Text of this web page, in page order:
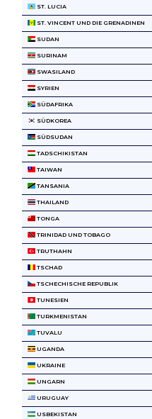
ST. LUCIA
ST. VINCENT UND DIE GRENADINEN
SUDAN
SURINAM
SWASILAND
SYRIEN
SÜDAFRIKA
SÜDKOREA
SÜDSUDAN
TADSCHIKISTAN
TAIWAN
TANSANIA
THAILAND
TONGA
TRINIDAD UND TOBAGO
TRUTHAHN
TSCHAD
TSCHECHISCHE REPUBLIK
TUNESIEN
TURKMENISTAN
TUVALU
UGANDA
UKRAINE
UNGARN
URUGUAY
USBEKISTAN